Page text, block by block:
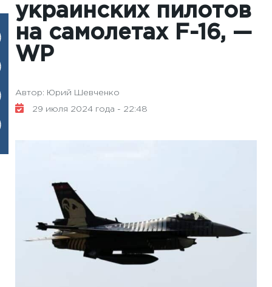
украинских пилотов
на самолетах F-16, —
WP
Автор: Юрий Шевченко
29 июля 2024 года - 22:48